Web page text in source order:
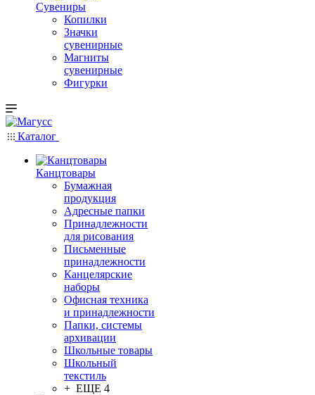
Сувениры
Копилки
Значки
сувенирные
Магниты
сувенирные
Фигурки
Каталог
Канцтовары
Бумажная
продукция
Адресные папки
Принадлежности
для рисования
Письменные
принадлежности
Канцелярские
наборы
Офисная техника
и принадлежности
Папки, системы
архивации
Школьные товары
Школьный
текстиль
+ ЕЩЕ 4